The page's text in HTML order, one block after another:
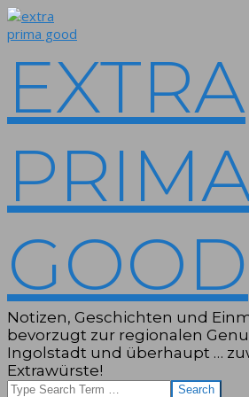
Skip
to
EXTRA
GOOD
Notizen, Geschichten und
bevorzugt zur regionalen
Ingolstadt und überhaupt …
Extrawürste!
Search